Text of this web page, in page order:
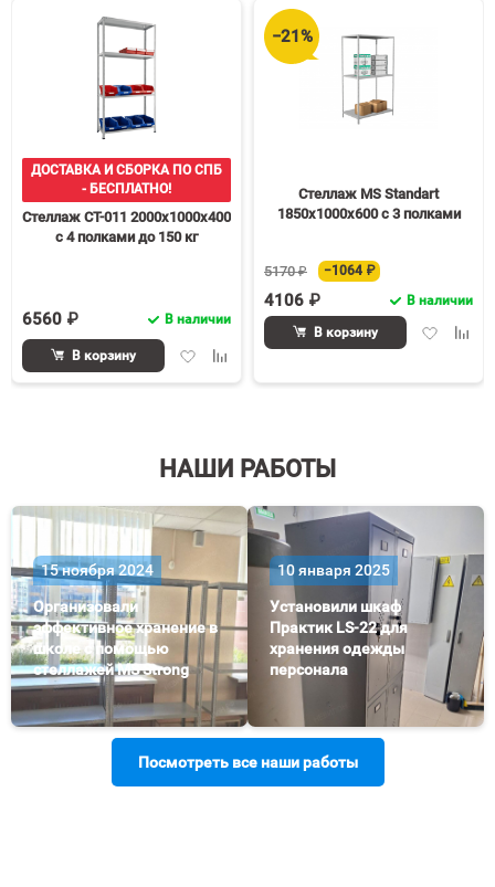
ДОСТАВКА И СБОРКА ПО СПБ
- БЕСПЛАТНО!
Стеллаж СТ-011 2000х1000х400
с 4 полками до 150 кг
6560 ₽ В наличии
ДобавитьДобавить
В корзину
−21%
Стеллаж MS Standart
1850х1000х600 c 3 полками
5170 ₽ −1064 ₽
4106 ₽ В наличии
Добавить
В корзину
НАШИ РАБОТЫ
15 ноября 2024
Организовали
эффективное хранение в
школе с помощью
стеллажей MS Strong
10 января 2025
Установили шкаф
Практик LS-22 для
хранения одежды
персонала
Посмотреть все наши работы